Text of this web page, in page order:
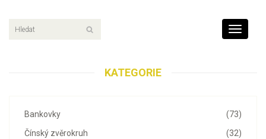
Toggle
KATEGORIE
(73)
Bankovky
(32)
Čínský zvěrokruh